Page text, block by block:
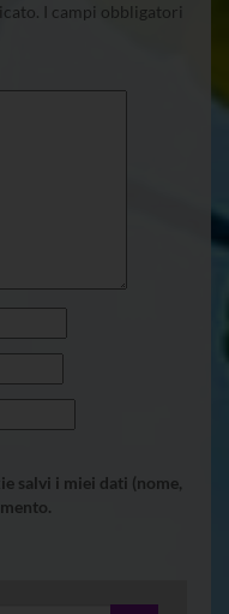
I campi obbligatori
salvi i miei dati (nome,